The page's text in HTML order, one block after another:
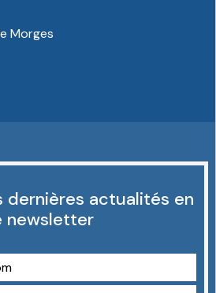
Morges
dernières actualités en
newsletter